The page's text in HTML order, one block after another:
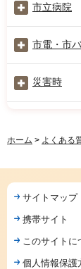
市立病院
市電・市
災害時
ホーム > よくある
サイトマップ
携帯サイト
このサイトに
個人情報保護